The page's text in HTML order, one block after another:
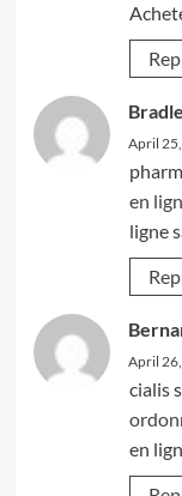
April
en
ligne
April
cialis
en